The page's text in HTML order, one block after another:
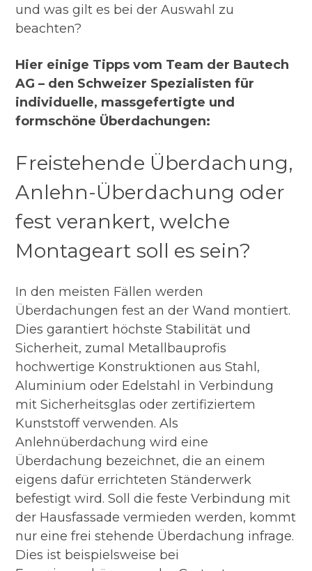
und was gilt es bei der Auswahl zu
beachten?
Hier einige Tipps vom Team der Bautech
AG – den Schweizer Spezialisten für
individuelle, massgefertigte und
formschöne Überdachungen:
Freistehende Überdachung,
Anlehn-Überdachung oder
fest verankert, welche
Montageart soll es sein?
In den meisten Fällen werden
Überdachungen fest an der Wand montiert.
Dies garantiert höchste Stabilität und
Sicherheit, zumal Metallbauprofis
hochwertige Konstruktionen aus Stahl,
Aluminium oder Edelstahl in Verbindung
mit Sicherheitsglas oder zertifiziertem
Kunststoff verwenden. Als
Anlehnüberdachung wird eine
Überdachung bezeichnet, die an einem
eigens dafür errichteten Ständerwerk
befestigt wird. Soll die feste Verbindung mit
der Hausfassade vermieden werden, kommt
nur eine frei stehende Überdachung infrage.
Dies ist beispielsweise bei